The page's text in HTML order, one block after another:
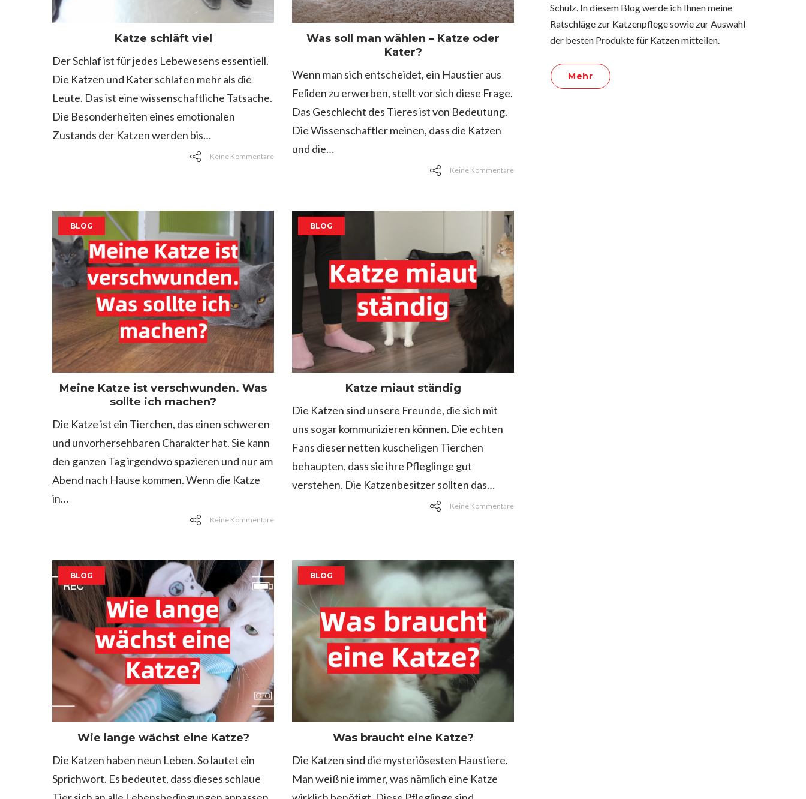
Katze schläft viel
Der Schlaf ist für jedes Lebewesens essentiell.
Die Katzen und Kater schlafen mehr als die
Leute. Das ist eine wissenschaftliche Tatsache.
Die Besonderheiten eines emotionalen
Zustands der Katzen werden bis…
Keine Kommentare
Was soll man wählen – Katze oder
Kater?
Wenn man sich entscheidet, ein Haustier aus
Feliden zu erwerben, stellt vor sich diese Frage.
Das Geschlecht des Tieres ist von Bedeutung.
Die Wissenschaftler meinen, dass die Katzen
und die…
Keine Kommentare
BLOG
Meine Katze ist verschwunden. Was
sollte ich machen?
Die Katze ist ein Tierchen, das einen schweren
und unvorhersehbaren Charakter hat. Sie kann
den ganzen Tag irgendwo spazieren und nur am
Abend nach Hause kommen. Wenn die Katze
in…
Keine Kommentare
BLOG
Katze miaut ständig
Die Katzen sind unsere Freunde, die sich mit
uns sogar kommunizieren können. Die echten
Fans dieser netten kuscheligen Tierchen
behaupten, dass sie ihre Pfleglinge gut
verstehen. Die Katzenbesitzer sollten das…
Keine Kommentare
BLOG
Wie lange wächst eine Katze?
Die Katzen haben neun Leben. So lautet ein
Sprichwort. Es bedeutet, dass dieses schlaue
BLOG
Was braucht eine Katze?
Die Katzen sind die mysteriösesten Haustiere.
Man weiß nie immer, was nämlich eine Katze
Schulz. In diesem Blog werde ich Ihnen meine
Ratschläge zur Katzenpflege sowie zur Auswahl
der besten Produkte für Katzen mitteilen.
Mehr